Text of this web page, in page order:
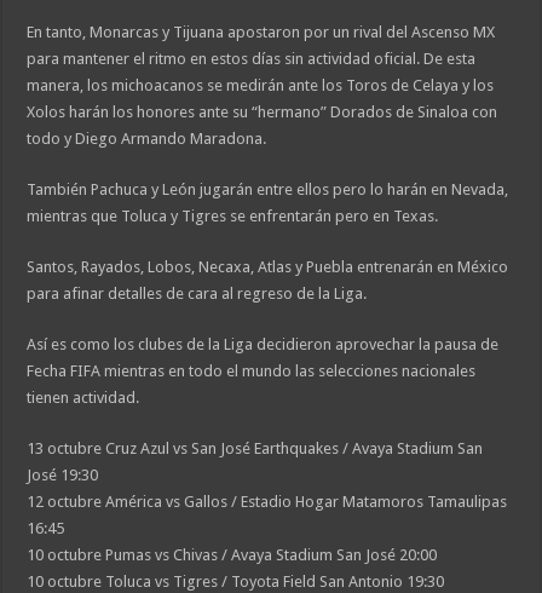
En tanto, Monarcas y Tijuana apostaron por un rival del Ascenso MX
para mantener el ritmo en estos días sin actividad oficial. De esta
manera, los michoacanos se medirán ante los Toros de Celaya y los
Xolos harán los honores ante su “hermano” Dorados de Sinaloa con
todo y Diego Armando Maradona.
También Pachuca y León jugarán entre ellos pero lo harán en Nevada,
mientras que Toluca y Tigres se enfrentarán pero en Texas.
Santos, Rayados, Lobos, Necaxa, Atlas y Puebla entrenarán en México
para afinar detalles de cara al regreso de la Liga.
Así es como los clubes de la Liga decidieron aprovechar la pausa de
Fecha FIFA mientras en todo el mundo las selecciones nacionales
tienen actividad.
13 octubre Cruz Azul vs San José Earthquakes / Avaya Stadium San
José 19:30
12 octubre América vs Gallos / Estadio Hogar Matamoros Tamaulipas
16:45
10 octubre Pumas vs Chivas / Avaya Stadium San José 20:00
10 octubre Toluca vs Tigres / Toyota Field San Antonio 19:30